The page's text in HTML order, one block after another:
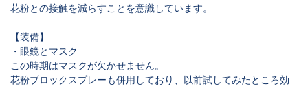
花粉との接触を減らすことを意識しています。
【装備】
・眼鏡とマスク
この時期はマスクが欠かせません。
花粉ブロックスプレーも併用しており、以前試してみたところ効